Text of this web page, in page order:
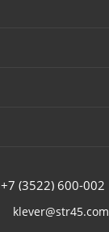
+7 (3522) 600-002
klever@str45.com